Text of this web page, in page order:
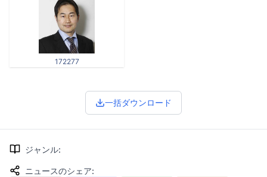
172277
一括ダウンロード
ジャンル:
ニュースのシェア: